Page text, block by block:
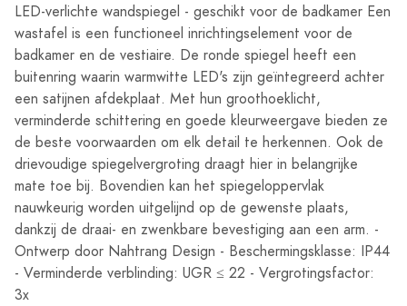
LED-verlichte wandspiegel - geschikt voor de badkamer Een
wastafel is een functioneel inrichtingselement voor de
badkamer en de vestiaire. De ronde spiegel heeft een
buitenring waarin warmwitte LED's zijn geïntegreerd achter
een satijnen afdekplaat. Met hun groothoeklicht,
verminderde schittering en goede kleurweergave bieden ze
de beste voorwaarden om elk detail te herkennen. Ook de
drievoudige spiegelvergroting draagt hier in belangrijke
mate toe bij. Bovendien kan het spiegeloppervlak
nauwkeurig worden uitgelijnd op de gewenste plaats,
dankzij de draai- en zwenkbare bevestiging aan een arm. -
Ontwerp door Nahtrang Design - Beschermingsklasse: IP44
- Verminderde verblinding: UGR ≤ 22 - Vergrotingsfactor:
3x